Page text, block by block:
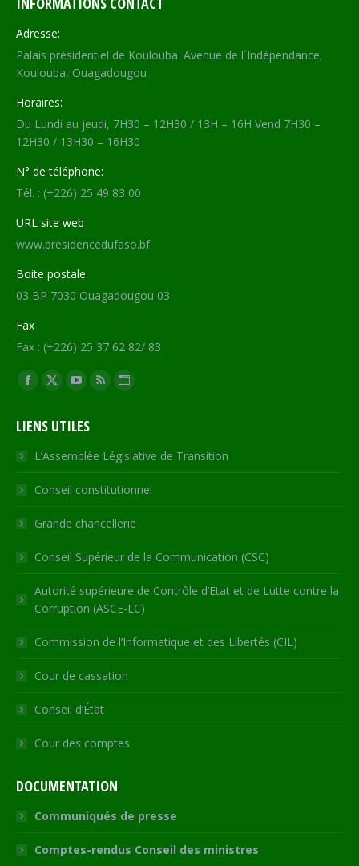
Adresse:
Palais présidentiel de Koulouba. Avenue de l´Indépendance,
Koulouba, Ouagadougou
Horaires:
Du Lundi au jeudi, 7H30 – 12H30 / 13H – 16H Vend 7H30 –
12H30 / 13H30 – 16H30
N° de téléphone:
Tél. : (+226) 25 49 83 00
URL site web
www.presidencedufaso.bf
Boite postale
03 BP 7030 Ouagadougou 03
Fax
Fax : (+226) 25 37 62 82/ 83
Trouvez nous sur :
Facebook
opens
in
new
window
X
opens
in
new
window
YouTube
opens
in
new
window
RSS
in
new
window
Site
opens
in
new
LIENS UTILES
L’Assemblée Législative de Transition
Conseil constitutionnel
Grande chancellerie
Conseil Supérieur de la Communication (CSC)
Autorité supérieure de Contrôle d’Etat et de Lutte contre la
Corruption (ASCE-LC)
Commission de l’Informatique et des Libertés (CIL)
Cour de cassation
Conseil d’État
Cour des comptes
DOCUMENTATION
Communiqués de presse
Comptes-rendus Conseil des ministres